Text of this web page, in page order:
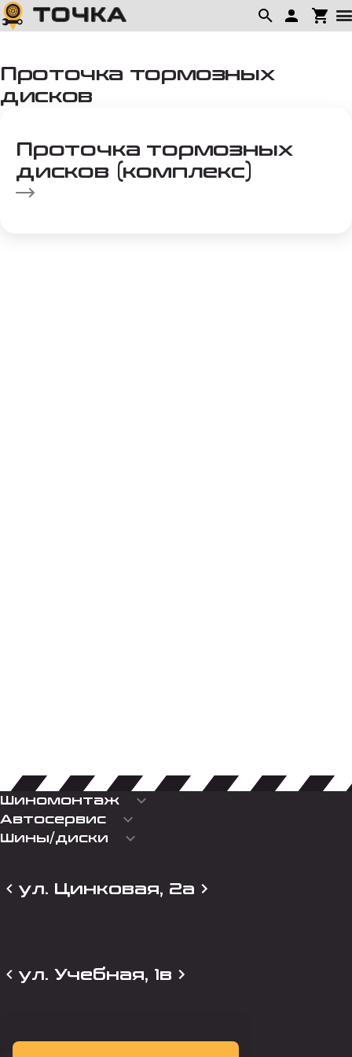
Проточка тормозных
дисков
Проточка тормозных
дисков (комплекс)
Шиномонтаж keyboard_arrow_down
Автосервис keyboard_arrow_down
Шины/диски keyboard_arrow_down
ул. Цинковая, 2а
ул. Учебная, 1в